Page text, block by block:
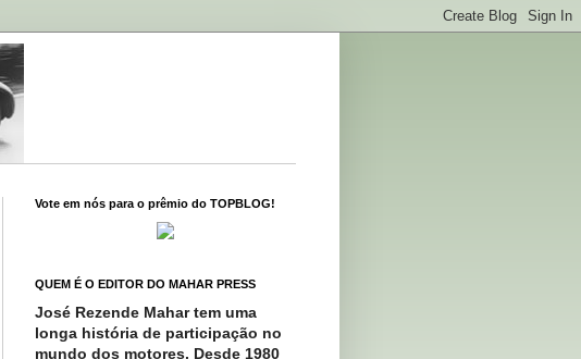
Vote em nós para o prêmio do TOPBLOG!
QUEM É O EDITOR DO MAHAR PRESS
José Rezende Mahar tem uma
longa história de participação no
mundo dos motores. Desde 1980